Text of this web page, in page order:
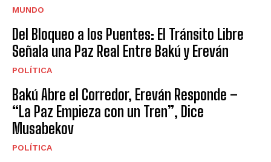
MUNDO
Del Bloqueo a los Puentes: El Tránsito Libre
Señala una Paz Real Entre Bakú y Ereván
POLÍTICA
Bakú Abre el Corredor, Ereván Responde –
“La Paz Empieza con un Tren”, Dice
Musabekov
POLÍTICA